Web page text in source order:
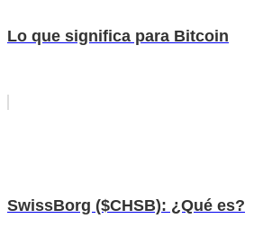
Lo que significa para Bitcoin
SwissBorg ($CHSB): ¿Qué es?